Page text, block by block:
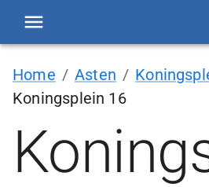
Home / Asten /
Koningsplein 16